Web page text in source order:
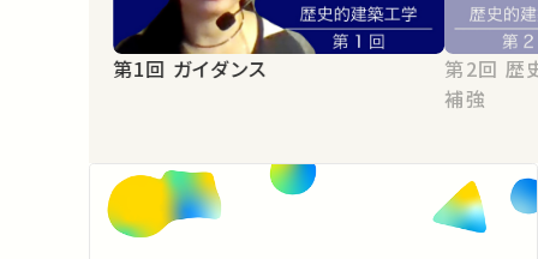
第1回 ガイダンス
第2回 歴史的木造建築と構造診断・
補強